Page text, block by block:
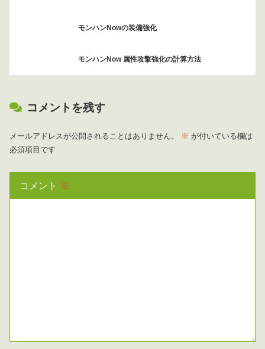
モンハンNowの装備強化
モンハンNow 属性攻撃強化の計算方法
コメントを残す
メールアドレスが公開されることはありません。 ※ が付いている欄は
必須項目です
コメント ※